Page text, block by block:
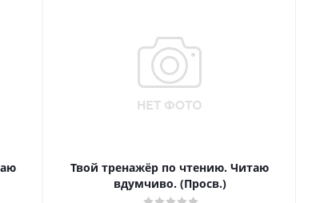
Твой тренажёр по чтению. Читаю
вдумчиво. (Просв.)